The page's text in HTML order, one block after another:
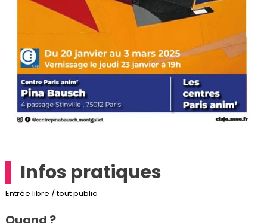
Infos pratiques
Entrée libre / tout public